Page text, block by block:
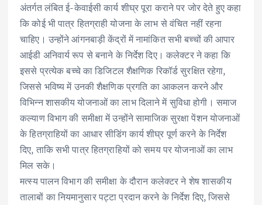
अंतर्गत लंबित ई-केवाईसी कार्य शीघ्र पूरा कराने पर जोर देते हुए कहा
कि कोई भी पात्र हितग्राही योजना के लाभ से वंचित नहीं रहना
चाहिए। उन्होंने आंगनबाड़ी केंद्रों में नामांकित सभी बच्चों की आपार
आईडी अनिवार्य रूप से बनाने के निर्देश दिए। कलेक्टर ने कहा कि
इससे प्रत्येक बच्चे का डिजिटल शैक्षणिक रिकॉर्ड सुरक्षित रहेगा,
जिससे भविष्य में उनकी शैक्षणिक प्रगति का आकलन करने और
विभिन्न शासकीय योजनाओं का लाभ दिलाने में सुविधा होगी। समाज
कल्याण विभाग की समीक्षा में उन्होंने सामाजिक सुरक्षा पेंशन योजनाओं
के हितग्राहियों का आधार सीडिंग कार्य शीघ्र पूर्ण करने के निर्देश
दिए, ताकि सभी पात्र हितग्राहियों को समय पर योजनाओं का लाभ
मिल सके।
मत्स्य पालन विभाग की समीक्षा के दौरान कलेक्टर ने शेष शासकीय
तालाबों का नियमानुसार पट्टा प्रदान करने के निर्देश दिए, जिससे